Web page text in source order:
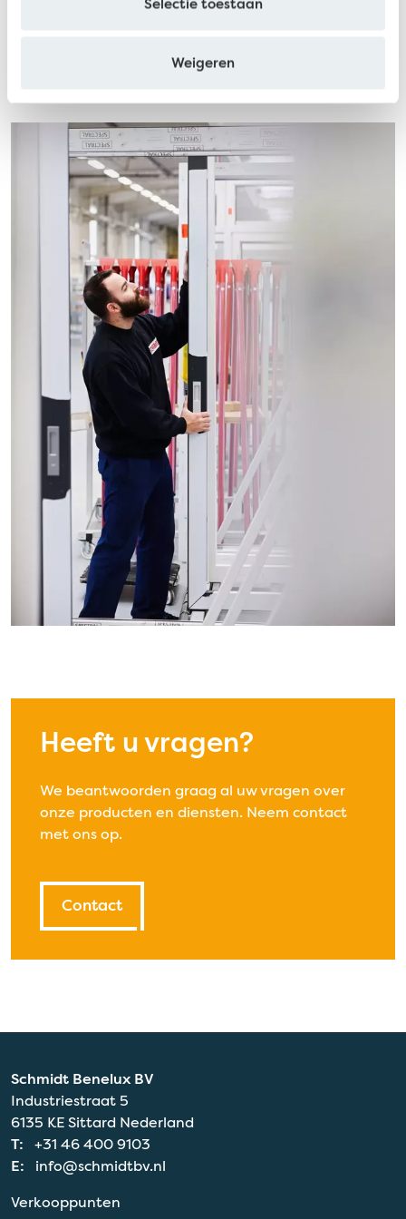
Selectie toestaan
Weigeren
Heeft u vragen?
We beantwoorden graag al uw vragen over
onze producten en diensten. Neem contact
met ons op.
Contact
Schmidt Benelux BV
Industriestraat 5
6135 KE Sittard Nederland
T:
+31 46 400 9103
E:
info@schmidtbv.nl
Verkooppunten